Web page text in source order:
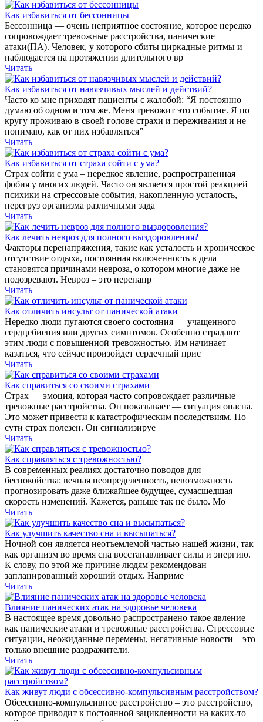
Как избавиться от бессонницы
Бессонница — очень неприятное состояние, которое нередко
сопровождает тревожные расстройства, панические
атаки(ПА). Человек, у которого сбиты циркадные ритмы и
наблюдается на протяжении длительного вр
Читать
Как избавиться от навязчивых мыслей и действий?
Часто ко мне приходят пациенты с жалобой: “Я постоянно
думаю об одном и том же. Меня тревожит это событие. Я по
кругу проживаю в своей голове страхи и переживания и не
понимаю, как от них избавляться”
Читать
Как избавиться от страха сойти с ума?
Страх сойти с ума – нередкое явление, распространенная
фобия у многих людей. Часто он является простой реакцией
психики на стрессовые события, накопленную усталость,
перегруз организма различными зада
Читать
Как лечить невроз для полного выздоровления?
Факторы перенапряжения, такие как усталость и хроническое
отсутствие отдыха, постоянная включенность в дела
становятся причинами невроза, о котором многие даже не
подозревают. Невроз – это перенапр
Читать
Как отличить инсульт от панической атаки
Нередко люди пугаются своего состояния — учащенного
сердцебиения или других симптомов. Особенно страдают
этим люди с повышенной тревожностью. Им начинает
казаться, что сейчас произойдет сердечный прис
Читать
Как справиться со своими страхами
Страх — эмоция, которая часто сопровождает различные
тревожные расстройства. Он показывает — ситуация опасна.
Это может привести к катастрофическим последствиям. По
сути страх полезен. Он сигнализируе
Читать
Как справляться с тревожностью?
В современных реалиях достаточно поводов для
беспокойства: вечная неопределенность, невозможность
прогнозировать даже ближайшее будущее, сумасшедшая
скорость изменений. Кажется, раньше так не было. Мо
Читать
Как улучшить качество сна и высыпаться?
Ночной сон является неотъемлемой частью нашей жизни, так
как организм во время сна восстанавливает силы и энергию.
К слову, по этой же причине людям рекомендован
запланированный хороший отдых. Наприме
Читать
Влияние панических атак на здоровье человека
В настоящее время довольно распространено такое явление
как панические атаки и тревожные расстройства. Стрессовые
ситуации, неожиданные перемены, негативные новости – это
только внешние раздражители.
Читать
Как живут люди с обсессивно-компульсивным расстройством?
Обсессивно-компульсивное расстройство – это расстройство,
которое приводит к постоянной зацикленности на каких-то